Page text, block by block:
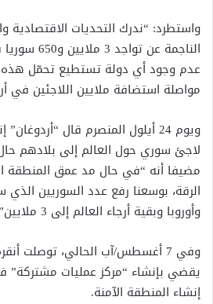
واستطرد: “ندرك التحديات الاقتصادية
الناجمة عن
عدم وجود أي دولة تستطيع تحمّل هذه
مواصلة استضافة ملايين اللاجئين في
لاجئ سوري حول العالم إلى بلادهم
مضيفا أنه “في حال مد عمق المنطقة
الرقة، بوسعنا رفع عدد السوريين الذي
وأوروبا وبقية أرجاء العالم إلى 3 ملايين”.
وفي 7 أغسطس/آب الحالي، توصلت
يقضي بإنشاء “مركز عمليات مشتركة”
إنشاء المنطقة الآمنة.